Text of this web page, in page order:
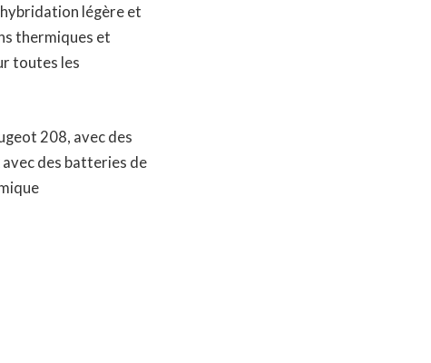
légère et
thermiques et
toutes les
208, avec des
des batteries de